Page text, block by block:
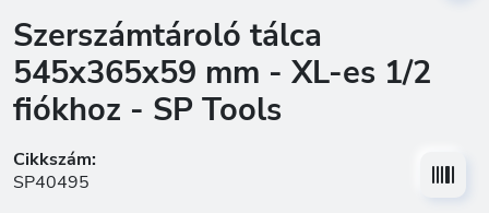
Szerszámtároló tálca
545x365x59 mm - XL-es 1/2
fiókhoz - SP Tools
Cikkszám:
SP40495